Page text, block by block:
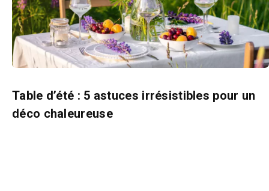
Table d’été : 5 astuces irrésistibles pour un
déco chaleureuse